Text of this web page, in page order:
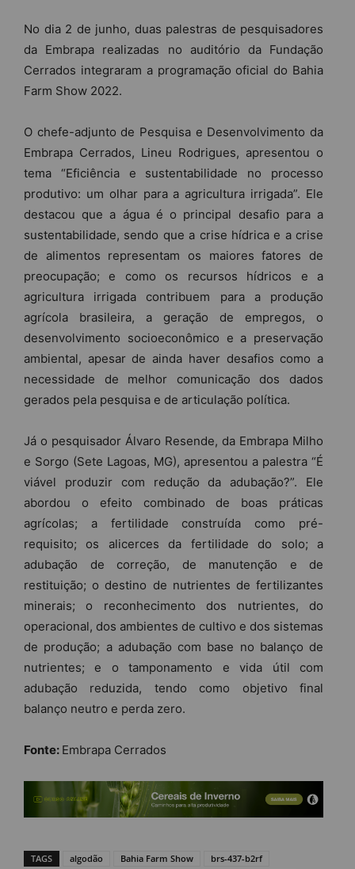
No dia 2 de junho, duas palestras de pesquisadores
da Embrapa realizadas no auditório da Fundação
Cerrados integraram a programação oficial do Bahia
Farm Show 2022.
O chefe-adjunto de Pesquisa e Desenvolvimento da
Embrapa Cerrados, Lineu Rodrigues, apresentou o
tema “Eficiência e sustentabilidade no processo
produtivo: um olhar para a agricultura irrigada”. Ele
destacou que a água é o principal desafio para a
sustentabilidade, sendo que a crise hídrica e a crise
de alimentos representam os maiores fatores de
preocupação; e como os recursos hídricos e a
agricultura irrigada contribuem para a produção
agrícola brasileira, a geração de empregos, o
desenvolvimento socioeconômico e a preservação
ambiental, apesar de ainda haver desafios como a
necessidade de melhor comunicação dos dados
gerados pela pesquisa e de articulação política.
Já o pesquisador Álvaro Resende, da Embrapa Milho
e Sorgo (Sete Lagoas, MG), apresentou a palestra “É
viável produzir com redução da adubação?”. Ele
abordou o efeito combinado de boas práticas
agrícolas; a fertilidade construída como pré-
requisito; os alicerces da fertilidade do solo; a
adubação de correção, de manutenção e de
restituição; o destino de nutrientes de fertilizantes
minerais; o reconhecimento dos nutrientes, do
operacional, dos ambientes de cultivo e dos sistemas
de produção; a adubação com base no balanço de
nutrientes; e o tamponamento e vida útil com
adubação reduzida, tendo como objetivo final
balanço neutro e perda zero.
Fonte: Embrapa Cerrados
TAGS algodão Bahia Farm Show
brs-437-b2rf